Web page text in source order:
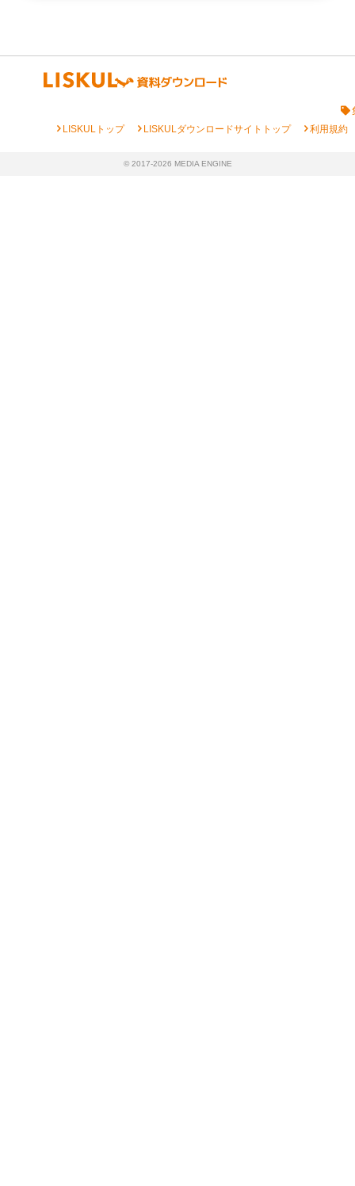
chevron_rightLISKULトップ chevron_rightLISKULダウンロードサイトトップ chevron_right利用規約
© 2017-2026 MEDIA ENGINE